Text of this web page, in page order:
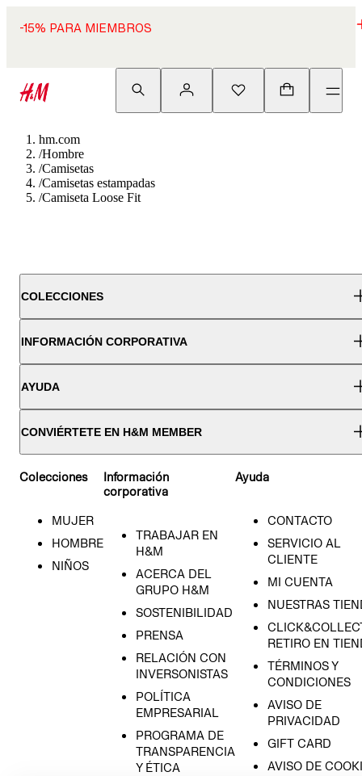
-15% PARA MIEMBROS
hm.com
/Hombre
/Camisetas
/Camisetas estampadas
/Camiseta Loose Fit
COLECCIONES
INFORMACIÓN CORPORATIVA
AYUDA
CONVIÉRTETE EN H&M MEMBER
Colecciones
MUJER
HOMBRE
NIÑOS
Información
corporativa
TRABAJAR EN
H&M
ACERCA DEL
GRUPO H&M
SOSTENIBILIDAD
PRENSA
RELACIÓN CON
INVERSONISTAS
POLÍTICA
EMPRESARIAL
PROGRAMA DE
TRANSPARENCIA
Y ÉTICA
Ayuda
CONTACTO
SERVICIO AL
CLIENTE
MI CUENTA
NUESTRAS
RETIRO EN
TÉRMINOS Y
CONDICIONES
AVISO DE
PRIVACIDAD
GIFT CARD
AVISO DE